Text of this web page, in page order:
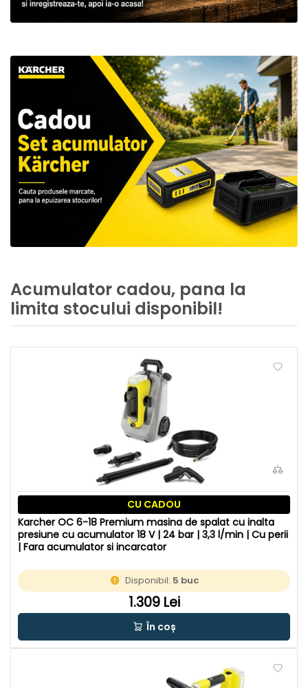
Acumulator cadou, pana la
limita stocului disponibil!
CU CADOU
Karcher OC 6-18 Premium masina de spalat cu inalta
presiune cu acumulator 18 V | 24 bar | 3,3 l/min | Cu perii
| Fara acumulator si incarcator
Disponibil: 5 buc
1.309 Lei
În coș